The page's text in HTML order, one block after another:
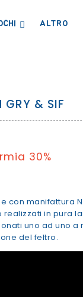
GRY & SIF
30%
con manifattura
in pura
uno ad uno a
del feltro.